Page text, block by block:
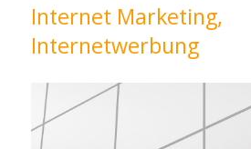
Internet Marketing,
Internetwerbung